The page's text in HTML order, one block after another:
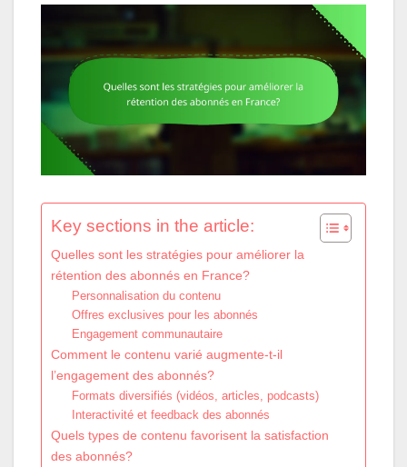
Key sections in the article:
Quelles sont les stratégies pour améliorer la
rétention des abonnés en France?
Personnalisation du contenu
Offres exclusives pour les abonnés
Engagement communautaire
Comment le contenu varié augmente-t-il
l’engagement des abonnés?
Formats diversifiés (vidéos, articles, podcasts)
Interactivité et feedback des abonnés
Quels types de contenu favorisent la satisfaction
des abonnés?